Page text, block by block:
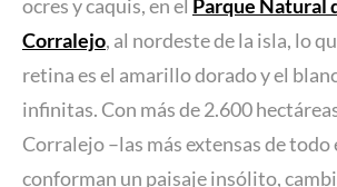
ocres y caquis, en el Parque Natural
Corralejo, al nordeste de la isla, lo
retina es el amarillo dorado y el
infinitas. Con más de 2.600
Corralejo –las más extensas de
conforman un paisaje insólito,